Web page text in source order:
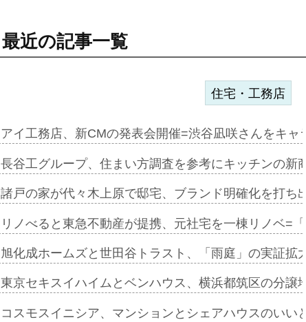
最近の記事一覧
住宅・工務店
アイ工務店、新CMの発表会開催=渋谷凪咲さんをキ
長谷工グループ、住まい方調査を参考にキッチンの
諸戸の家が代々木上原で邸宅、ブランド明確化を打
リノべると東急不動産が提携、元社宅を一棟リノベ=
旭化成ホームズと世田谷トラスト、「雨庭」の実証拡
東京セキスイハイムとベンハウス、横浜都筑区の分
コスモスイニシア、マンションとシェアハウスのい